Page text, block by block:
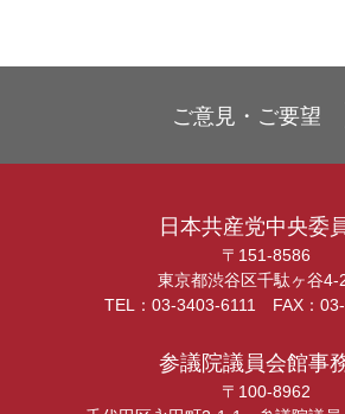
ご意見・ご要望
日本共産党中央委
〒151-8586
東京都渋谷区千駄ヶ谷4-
TEL：03-3403-6111 FAX：
参議院議員会館事
〒100-8962